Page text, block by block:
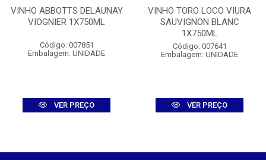
VINHO ABBOTTS DELAUNAY
VIOGNIER 1X750ML
Código: 007851
Embalagem: UNIDADE
VER PREÇO
VINHO TORO LOCO VIURA
SAUVIGNON BLANC
1X750ML
Código: 007641
Embalagem: UNIDADE
VER PREÇO